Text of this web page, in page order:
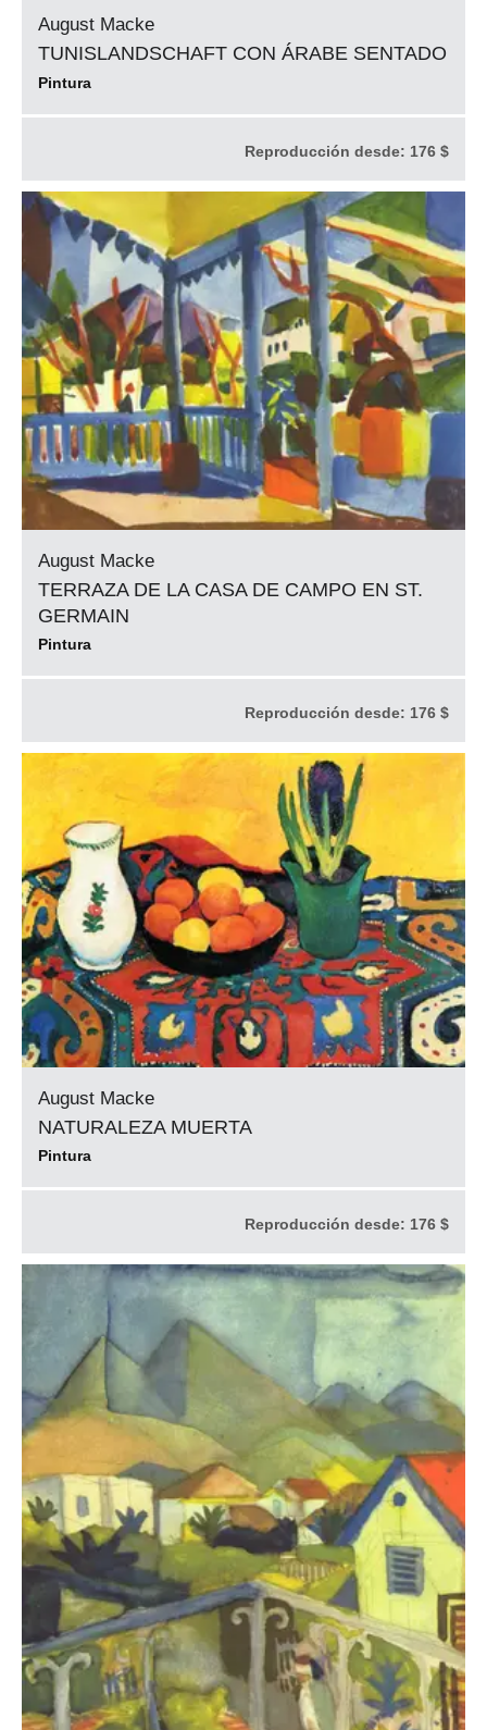
August Macke
TUNISLANDSCHAFT CON ÁRABE SENTADO
Pintura
Reproducción desde: 176 $
August Macke
TERRAZA DE LA CASA DE CAMPO EN ST.
GERMAIN
Pintura
Reproducción desde: 176 $
August Macke
NATURALEZA MUERTA
Pintura
Reproducción desde: 176 $